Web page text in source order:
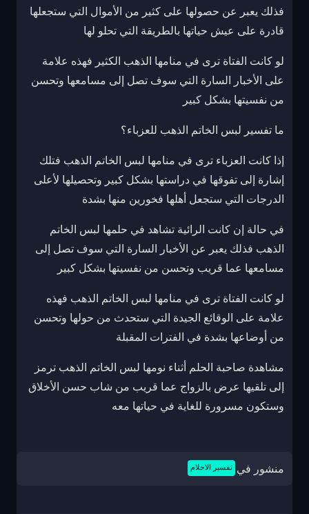
فذلك يعبر عن حصولها على كثير من الأموال التي ستجعلها
قادرة على عيش حياتها بالطريقة التي تحلو لها
لو كانت الفتاة ترى في منامها الذهب الكثير فهذه علامة
على الأخبار السارة التي سوف تصل إلى مسامعها وتحسن
من نفسيتها بشكل كبير
ما تفسير لبس الخاتم الذهب للعزباء؟
إذا كانت العزباء ترى في منامها لبس الخاتم الذهب فتلك
إشارة إلى تفوقها في دراستها بشكل كبير وتحصيلها لأعلى
الدرجات التي ستجعل أهلها فخورين منها بشدة
في حالة إن كانت الرائية تشاهد في حلمها لبس الخاتم
الذهب فذلك يعبر عن الأخبار السارة التي سوف تصل إلى
مسامعها عما قريب وتحسن من نفسيتها بشكل كبير
لو كانت الفتاة ترى في منامها لبس الخاتم الذهب فهذه
علامة على الوقائع الجيدة التي ستحدث من حولها وتحسن
من أوضاعها بشدة في الفترات المقبلة
مشاهدة صاحبة الحلم أثناء نومها لبس الخاتم الذهب ترمز
إلى تلقيها عرض بالزواج عما قريب من شاب حسن الأخلاق
وستكون مسرورة للغاية في حياتها معه
منشور في تفسير الاحلام